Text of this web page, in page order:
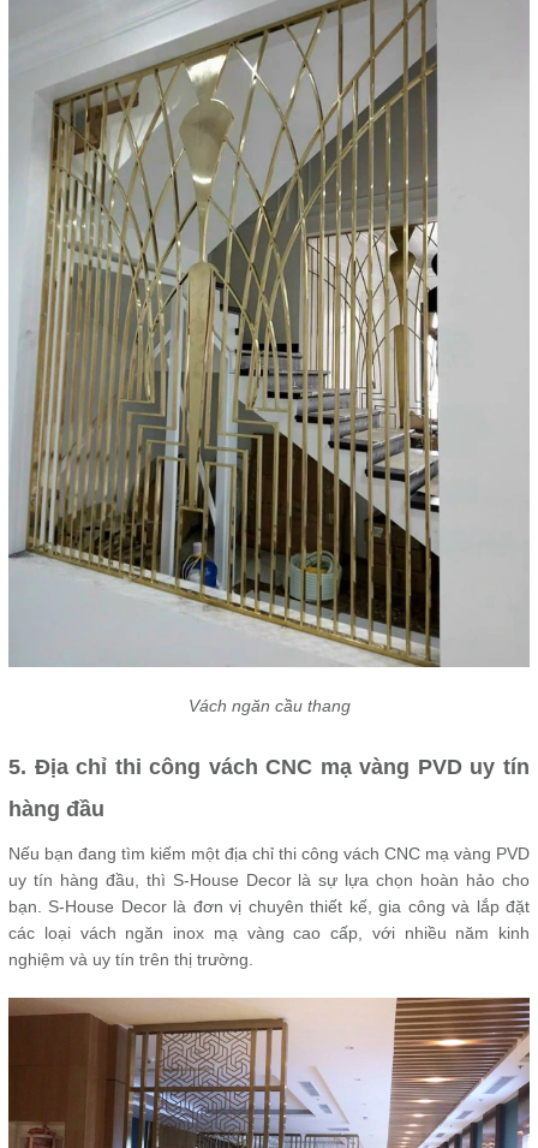
Vách ngăn cầu thang
5. Địa chỉ thi công vách CNC mạ vàng PVD uy tín
hàng đầu
Nếu bạn đang tìm kiếm một địa chỉ thi công vách CNC mạ vàng PVD
uy tín hàng đầu, thì S-House Decor là sự lựa chọn hoàn hảo cho
bạn. S-House Decor là đơn vị chuyên thiết kế, gia công và lắp đặt
các loại vách ngăn inox mạ vàng cao cấp, với nhiều năm kinh
nghiệm và uy tín trên thị trường.